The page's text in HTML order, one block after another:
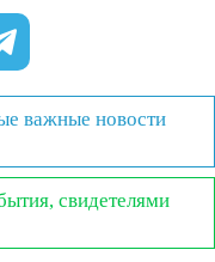
важные новости
свидетелями